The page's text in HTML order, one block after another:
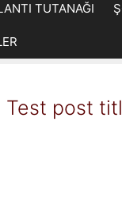
TUTANAĞI
Test post